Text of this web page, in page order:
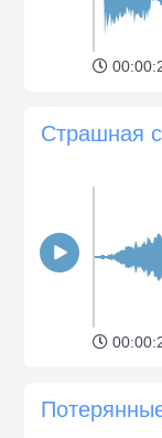
Страшная